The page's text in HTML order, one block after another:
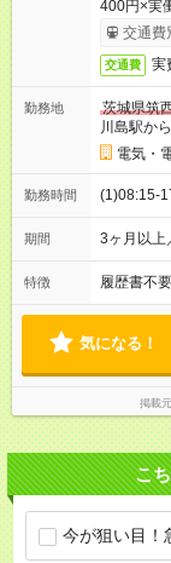
400円×実
交通費別
交通費
交通費 実
勤務地
茨城県筑
川島駅か
電気・
勤務時間 (1)08:15-
期間 3ヶ月以上
特徴 履歴書不要
気になる！
掲載
こ
今が狙い目！